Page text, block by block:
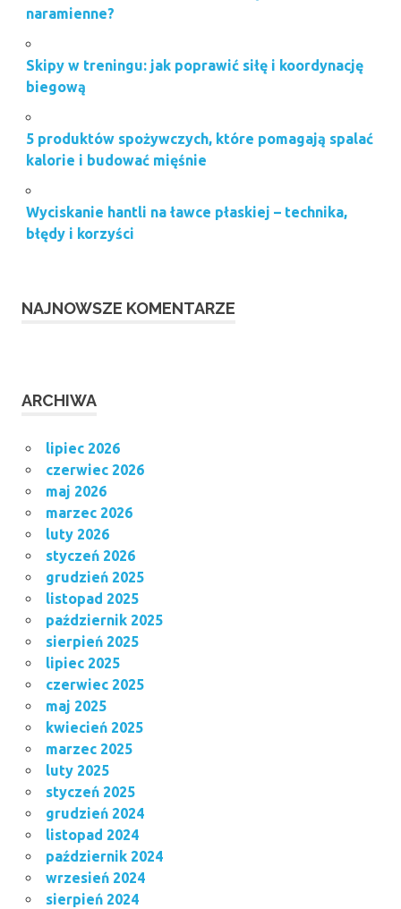
naramienne?
Skipy w treningu: jak poprawić siłę i koordynację
biegową
5 produktów spożywczych, które pomagają spalać
kalorie i budować mięśnie
Wyciskanie hantli na ławce płaskiej – technika,
błędy i korzyści
NAJNOWSZE KOMENTARZE
ARCHIWA
lipiec 2026
czerwiec 2026
maj 2026
marzec 2026
luty 2026
styczeń 2026
grudzień 2025
listopad 2025
październik 2025
sierpień 2025
lipiec 2025
czerwiec 2025
maj 2025
kwiecień 2025
marzec 2025
luty 2025
styczeń 2025
grudzień 2024
listopad 2024
październik 2024
wrzesień 2024
sierpień 2024